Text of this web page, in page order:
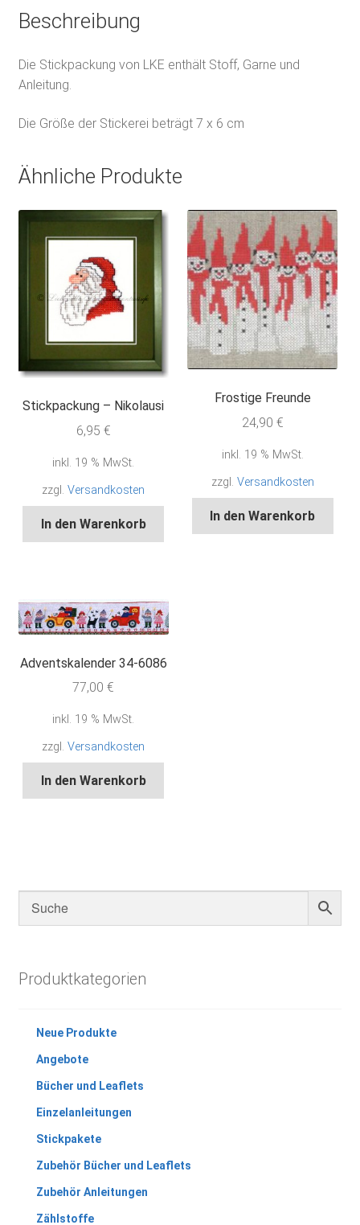
Beschreibung
Die Stickpackung von LKE enthält Stoff, Garne und
Anleitung.
Die Größe der Stickerei beträgt 7 x 6 cm
Ähnliche Produkte
Stickpackung – Nikolausi
6,95 €
inkl. 19 % MwSt.
zzgl.Versandkosten
In den Warenkorb
Frostige Freunde
24,90 €
inkl. 19 % MwSt.
zzgl. Versandkosten
In den Warenkorb
Adventskalender 34-6086
77,00€
inkl. 19 % MwSt.
zzgl.Versandkosten
In den Warenkorb
Produktkategorien
Neue Produkte
Angebote
Bücher und Leaflets
Einzelanleitungen
Stickpakete
Zubehör Bücher und Leaflets
Zubehör Anleitungen
Zählstoffe